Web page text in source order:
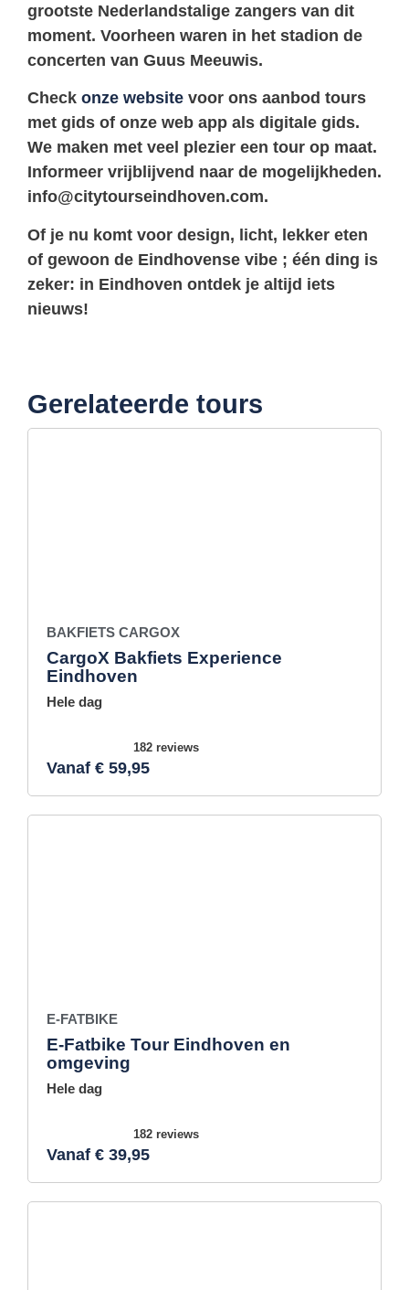
grootste Nederlandstalige zangers van dit
moment. Voorheen waren in het stadion de
concerten van Guus Meeuwis.
Check onze website voor ons aanbod tours
met gids of onze web app als digitale gids.
We maken met veel plezier een tour op maat.
Informeer vrijblijvend naar de mogelijkheden.
info@citytourseindhoven.com.
Of je nu komt voor design, licht, lekker eten
of gewoon de Eindhovense vibe ; één ding is
zeker: in Eindhoven ontdek je altijd iets
nieuws!
Gerelateerde tours
BAKFIETS CARGOX
CargoX Bakfiets Experience
Eindhoven
Hele dag
182 reviews
Vanaf € 59,95
E-FATBIKE
E-Fatbike Tour Eindhoven en
omgeving
Hele dag
182 reviews
Vanaf € 39,95